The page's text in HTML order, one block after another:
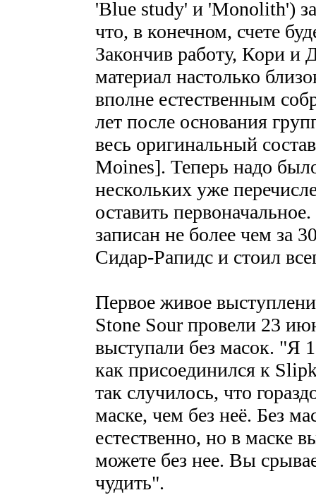
'Blue study' и 'Monolith')
что, в конечном, счете
Закончив работу, Кори
материал настолько
вполне естественным
лет после основания
весь оригинальный
Moines]. Теперь надо
нескольких уже
оставить
записан не более чем за
Сидар-Рапидс и стоил
Первое живое
Stone Sour провели 23
выступали без масок. "Я
как присоединился к
так случилось, что
маске, чем без неё. Без
естественно, но в маске
можете без нее. Вы
чудить".